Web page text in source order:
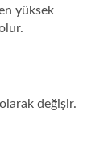
yüksek
değişir.